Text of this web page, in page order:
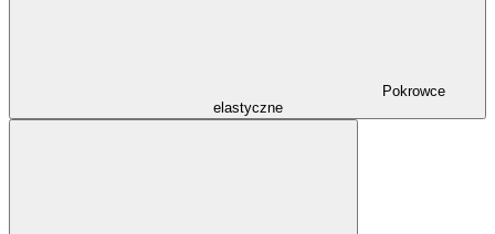
Pokrowce
elastyczne